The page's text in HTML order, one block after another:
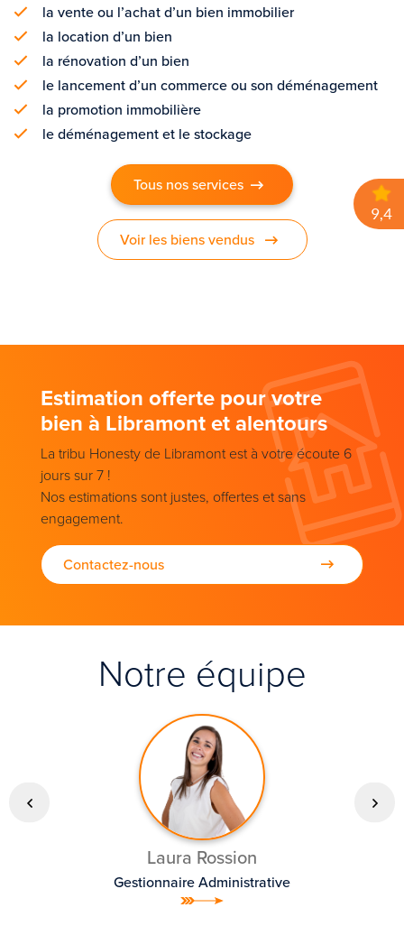
la vente ou l’achat d’un bien immobilier
la location d’un bien
la rénovation d’un bien
le lancement d’un commerce ou son déménagement
la promotion immobilière
le déménagement et le stockage
Tous nos services
Voir les biens vendus
Estimation offerte pour votre
bien à Libramont et alentours
La tribu Honesty de Libramont est à votre écoute 6
jours sur 7 !
Nos estimations sont justes, offertes et sans
engagement.
Contactez-nous
Notre équipe
Laura Rossion
Gestionnaire Administrative